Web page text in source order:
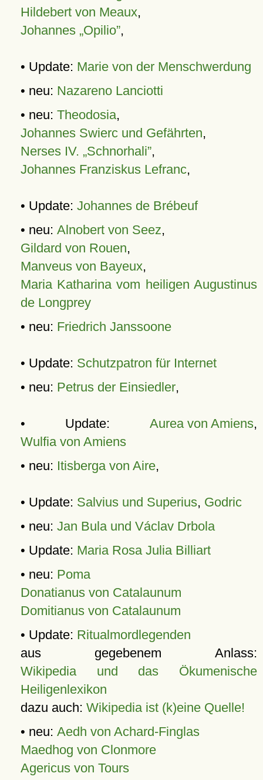
Hildebert von Meaux,
Johannes „Opilio”,
• Update: Marie von der Menschwerdung
• neu: Nazareno Lanciotti
• neu: Theodosia,
Johannes Swierc und Gefährten,
Nerses IV. „Schnorhali”,
Johannes Franziskus Lefranc,
• Update: Johannes de Brébeuf
• neu: Alnobert von Seez,
Gildard von Rouen,
Manveus von Bayeux,
Maria Katharina vom heiligen Augustinus
de Longprey
• neu: Friedrich Janssoone
• Update: Schutzpatron für Internet
• neu: Petrus der Einsiedler,
• Update: Aurea von Amiens,
Wulfia von Amiens
• neu: Itisberga von Aire,
• Update: Salvius und Superius, Godric
• neu: Jan Bula und Václav Drbola
• Update: Maria Rosa Julia Billiart
• neu: Poma
Donatianus von Catalaunum
Domitianus von Catalaunum
• Update: Ritualmordlegenden
aus gegebenem Anlass:
Wikipedia und das Ökumenische
Heiligenlexikon
dazu auch: Wikipedia ist (k)eine Quelle!
• neu: Aedh von Achard-Finglas
Maedhog von Clonmore
Agericus von Tours